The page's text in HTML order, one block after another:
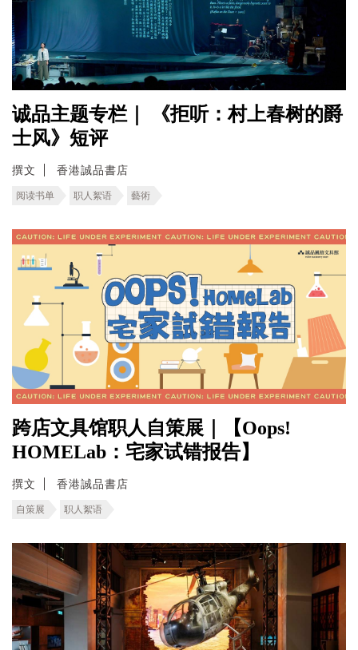
诚品主题专栏｜ 《拒听：村上春树的爵
士风》短评
撰文 香港誠品書店
阅读书单 职人絮语 藝術
跨店文具馆职人自策展｜【Oops!
HOMELab：宅家试错报告】
撰文 香港誠品書店
自策展 职人絮语